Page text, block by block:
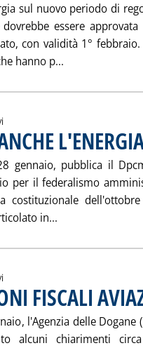
sul nuovo periodo di
essere
con validità 1°
hanno p...
gennaio, pubblica il
per il federalismo
costituzionale
in...
FISCALI
l'Agenzia delle Dogane
alcuni chiarimenti